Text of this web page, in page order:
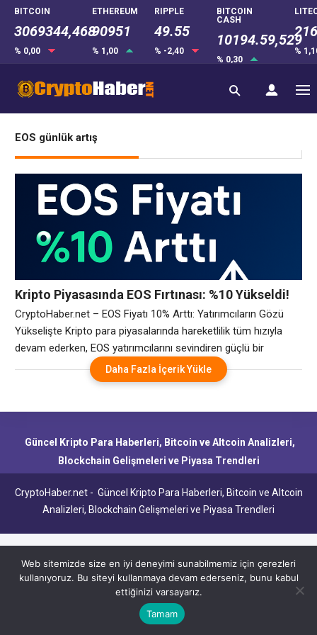
BITCOIN
3069344,468
% 0,00
ETHEREUM
90951
% 1,00
RIPPLE
49.55
% -2,40
BITCOIN
CASH
10194.59,529
% 0,30
%
EOS günlük artış
Kripto Piyasasında EOS Fırtınası: %10 Yükseldi!
CryptoHaber.net – EOS Fiyatı 10% Arttı: Yatırımcıların Gözü
Yükselişte Kripto para piyasalarında hareketlilik tüm hızıyla
devam ederken, EOS yatırımcılarını sevindiren güçlü bir
yükseliş sergiledi. Perşembe günü EOS, %10,28 oranında değer
kazanarak 0,8702 dolar seviyesine ulaştı. Bu, EOS’un 2 Nisan
kayıtlara geçti. EOS’un bu performansı, yatırımcıların dikkatini
Daha Fazla İçerik Yükle
Güncel Kripto Para Haberleri, Bitcoin ve Altcoin Analizleri,
Blockchain Gelişmeleri ve Piyasa Trendleri
CryptoHaber.net - Güncel Kripto Para Haberleri, Bitcoin ve Altcoin
Analizleri, Blockchain Gelişmeleri ve Piyasa Trendleri
Web sitemizde size en iyi deneyimi sunabilmemiz için çerezleri
kullanıyoruz. Bu siteyi kullanmaya devam ederseniz, bunu kabul
ettiğinizi varsayarız.
Tamam